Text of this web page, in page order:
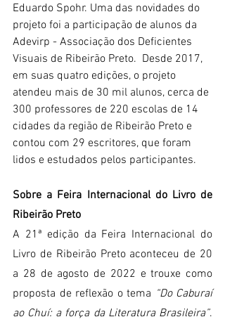
Eduardo Spohr. Uma das novidades do
projeto foi a participação de alunos da
Adevirp - Associação dos Deficientes
Visuais de Ribeirão Preto.  Desde 2017,
em suas quatro edições, o projeto
atendeu mais de 30 mil alunos, cerca de
300 professores de 220 escolas de 14
cidades da região de Ribeirão Preto e
contou com 29 escritores, que foram
lidos e estudados pelos participantes.
Sobre a Feira Internacional do Livro de
Ribeirão Preto
A 21ª edição da Feira Internacional do
Livro de Ribeirão Preto aconteceu de 20
a 28 de agosto de 2022 e trouxe como
proposta de reflexão o tema “Do Caburaí
ao Chuí: a força da Literatura Brasileira”